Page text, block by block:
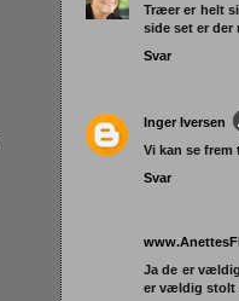
Træer er helt
side set er der
Svar
Inger Iversen
Vi kan se
Svar
Ja de er
er vældig stolt